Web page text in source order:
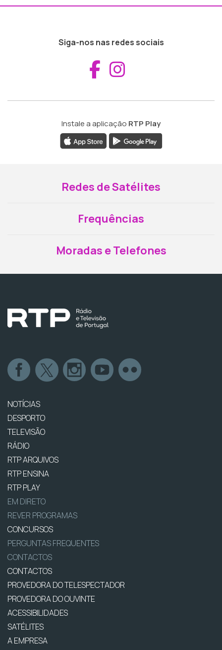
Siga-nos nas redes sociais
Aceder ao
Instale a aplicação RTP Play
Redes de Satélites
Frequências
Moradas e Telefones
NOTÍCIAS
DESPORTO
TELEVISÃO
RÁDIO
RTP ARQUIVOS
RTP ENSINA
RTP PLAY
EM DIRETO
REVER PROGRAMAS
CONCURSOS
PERGUNTAS FREQUENTES
CONTACTOS
CONTACTOS
PROVEDORA DO TELESPECTADOR
PROVEDORA DO OUVINTE
ACESSIBILIDADES
SATÉLITES
A EMPRESA